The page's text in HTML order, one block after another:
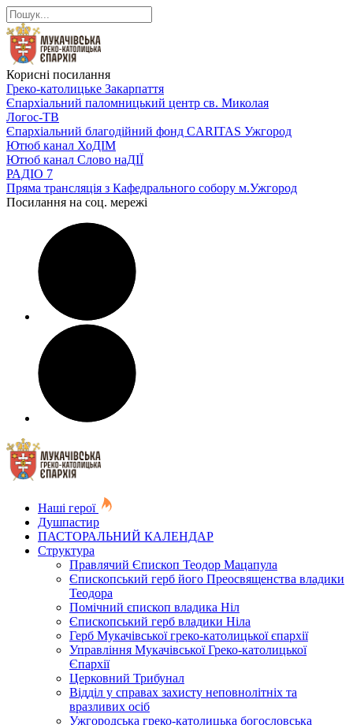
Корисні посилання
Греко-католицьке Закарпаття
Єпархіальний паломницький центр св. Миколая
Логос-ТВ
Єпархіальний благодійний фонд CARITAS Ужгород
Ютюб канал ХоДІМ
Ютюб канал Слово наДІЇ
РАДІО 7
Пряма трансляція з Кафедрального собору м.Ужгород
Посилання на соц. мережі
Наші герої
Душпастир
ПАСТОРАЛЬНИЙ КАЛЕНДАР
Структура
Правлячий Єпископ Теодор Мацапула
Єпископський герб його Преосвященства владики
Теодора
Помічний єпископ владика Ніл
Єпископський герб владики Ніла
Герб Мукачівської греко-католицької єпархії
Управління Мукачівської Греко-католицької
Єпархії
Церковний Трибунал
Відділ у справах захисту неповнолітніх та
вразливих осіб
Ужгородська греко-католицька богословська